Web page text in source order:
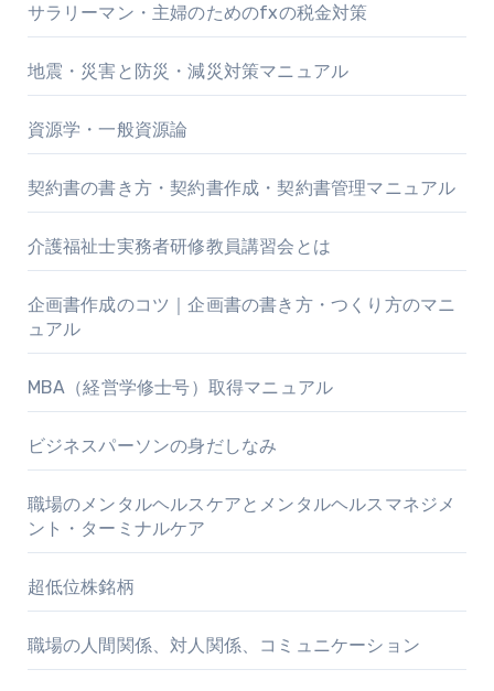
サラリーマン・主婦のためのfxの税金対策
地震・災害と防災・減災対策マニュアル
資源学・一般資源論
契約書の書き方・契約書作成・契約書管理マニュアル
介護福祉士実務者研修教員講習会とは
企画書作成のコツ｜企画書の書き方・つくり方のマニ
ュアル
MBA（経営学修士号）取得マニュアル
ビジネスパーソンの身だしなみ
職場のメンタルヘルスケアとメンタルヘルスマネジメ
ント・ターミナルケア
超低位株銘柄
職場の人間関係、対人関係、コミュニケーション